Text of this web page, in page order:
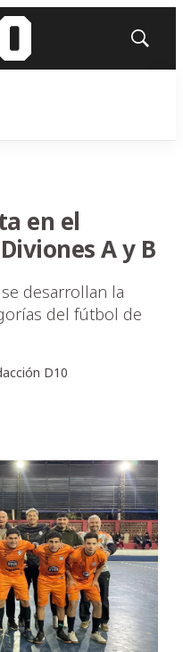
Mostrar
en el
A y B
desarrollan la
del fútbol de
D10